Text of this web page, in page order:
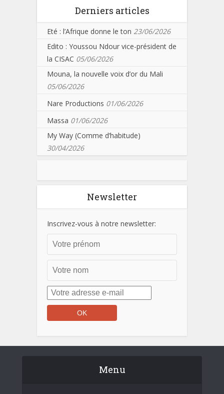
Derniers articles
Eté : l’Afrique donne le ton 23/06/2026
Edito : Youssou Ndour vice-président de
la CISAC 05/06/2026
Mouna, la nouvelle voix d’or du Mali
05/06/2026
Nare Productions 01/06/2026
Massa 01/06/2026
My Way (Comme d’habitude)
30/04/2026
Newsletter
Inscrivez-vous à notre newsletter:
Menu